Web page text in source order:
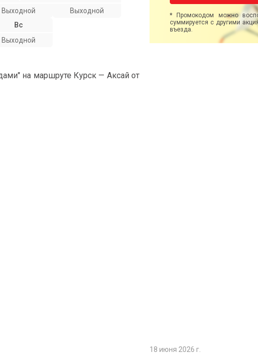
Выходной
Выходной
Вс
Выходной
на маршруте Курск — Аксай от
* Промокодом можно
суммируется с другими
въезда.
18 июня 2026 г.